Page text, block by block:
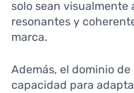
solo sean visualmente
resonantes y
marca.
Además, el dominio
capacidad para